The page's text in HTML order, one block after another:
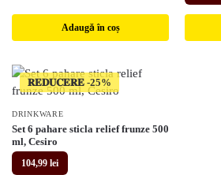
Adaugă în coș
𝐑𝐄𝐃𝐔𝐂𝐄𝐑𝐄
DRINKWARE
Set 6 pahare sticla relief frunze 500
ml, Cesiro
104,99 lei